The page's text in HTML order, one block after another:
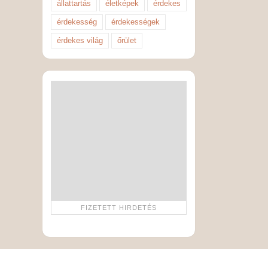
állattartás életképek érdekes
érdekesség érdekességek
érdekes világ őrület